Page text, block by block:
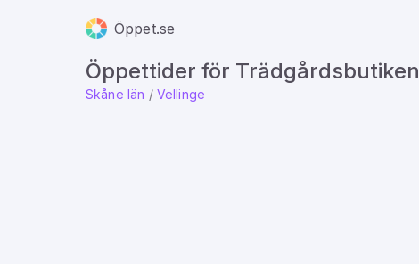
Öppet.se
Öppettider för
Skåne län / Vellinge